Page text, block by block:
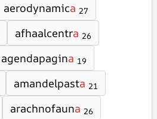
aerodynamica 27
afhaalcentra 26
agendapagina 19
amandelpasta 21
arachnofauna 26